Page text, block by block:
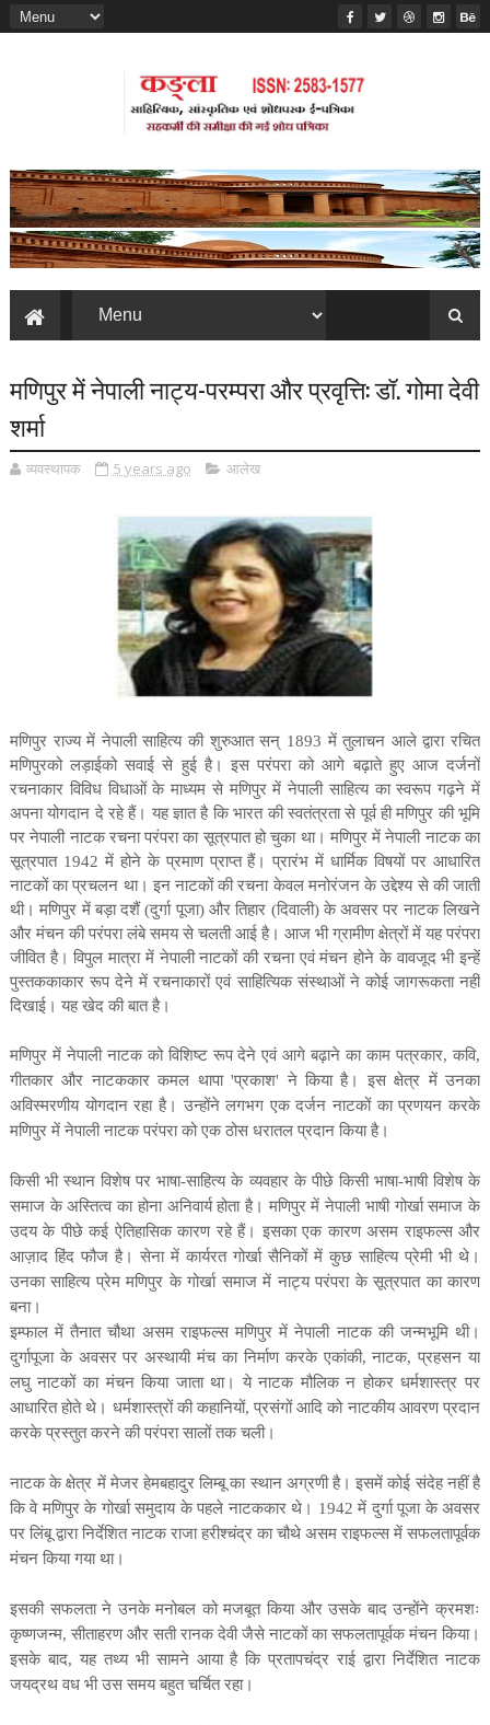
मणिपुर में नेपाली नाट्य-परम्परा और प्रवृत्ति: डॉ. गोमा देवी
शर्मा
व्यवस्थापक 5 years ago आलेख
मणिपुर राज्य में नेपाली साहित्य की शुरुआत सन् 1893 में तुलाचन आले द्वारा रचित
मणिपुरको लड़ाईको सवाई से हुई है। इस परंपरा को आगे बढ़ाते हुए आज दर्जनों
रचनाकार विविध विधाओं के माध्यम से मणिपुर में नेपाली साहित्य का स्वरूप गढ़ने में
अपना योगदान दे रहे हैं। यह ज्ञात है कि भारत की स्वतंत्रता से पूर्व ही मणिपुर की भूमि
पर नेपाली नाटक रचना परंपरा का सूत्रपात हो चुका था। मणिपुर में नेपाली नाटक का
सूत्रपात 1942 में होने के प्रमाण प्राप्त हैं। प्रारंभ में धार्मिक विषयों पर आधारित
नाटकों का प्रचलन था। इन नाटकों की रचना केवल मनोरंजन के उद्देश्य से की जाती
थी। मणिपुर में बड़ा दशैं (दुर्गा पूजा) और तिहार (दिवाली) के अवसर पर नाटक लिखने
और मंचन की परंपरा लंबे समय से चलती आई है। आज भी ग्रामीण क्षेत्रों में यह परंपरा
जीवित है। विपुल मात्रा में नेपाली नाटकों की रचना एवं मंचन होने के वावजूद भी इन्हें
पुस्तककाकार रूप देने में रचनाकारों एवं साहित्यिक संस्थाओं ने कोई जागरूकता नहीं
दिखाई। यह खेद की बात है।
मणिपुर में नेपाली नाटक को विशिष्ट रूप देने एवं आगे बढ़ाने का काम पत्रकार,कवि,
गीतकार और नाटककार कमल थापा 'प्रकाश' ने किया है। इस क्षेत्र में उनका
अविस्मरणीय योगदान रहा है। उन्होंने लगभग एक दर्जन नाटकों का प्रणयन करके
मणिपुर में नेपाली नाटक परंपरा को एक ठोस धरातल प्रदान किया है।
किसी भी स्थान विशेष पर भाषा-साहित्य के व्यवहार के पीछे किसी भाषा-भाषी विशेष के
समाज के अस्तित्व का होना अनिवार्य होता है। मणिपुर में नेपाली भाषी गोर्खा समाज के
उदय के पीछे कई ऐतिहासिक कारण रहे हैं। इसका एक कारण असम राइफल्स और
आज़ाद हिंद फौज है। सेना में कार्यरत गोर्खा सैनिकों में कुछ साहित्य प्रेमी भी थे।
उनका साहित्य प्रेम मणिपुर के गोर्खा समाज में नाट्य परंपरा के सूत्रपात का कारण
बना।
इम्फाल में तैनात चौथा असम राइफल्स मणिपुर में नेपाली नाटक की जन्मभूमि थी।
दुर्गापूजा के अवसर पर अस्थायी मंच का निर्माण करके एकांकी,नाटक,प्रहसन या
लघु नाटकों का मंचन किया जाता था। ये नाटक मौलिक न होकर धर्मशास्त्र पर
आधारित होते थे। धर्मशास्त्रों की कहानियों,प्रसंगों आदि को नाटकीय आवरण प्रदान
करके प्रस्तुत करने की परंपरा सालों तक चली।
नाटक के क्षेत्र में मेजर हेमबहादुर लिम्बू का स्थान अग्रणी है। इसमें कोई संदेह नहीं है
कि वे मणिपुर के गोर्खा समुदाय के पहले नाटककार थे। 1942में दुर्गा पूजा के अवसर
पर लिंबू द्वारा निर्देशित नाटक राजा हरीश्चंद्र का चौथे असम राइफल्स में सफलतापूर्वक
मंचन किया गया था।
इसकी सफलता ने उनके मनोबल को मजबूत किया और उसके बाद उन्होंने क्रमशः
कृष्णजन्म, सीताहरण और सती रानक देवी जैसे नाटकों का सफलतापूर्वक मंचन किया।
इसके बाद, यह तथ्य भी सामने आया है कि प्रतापचंद्र राई द्वारा निर्देशित नाटक
जयद्रथ वध भी उस समय बहुत चर्चित रहा।